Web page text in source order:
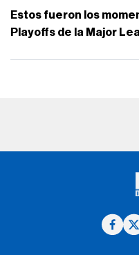
Estos fueron los
Playoffs de la Major